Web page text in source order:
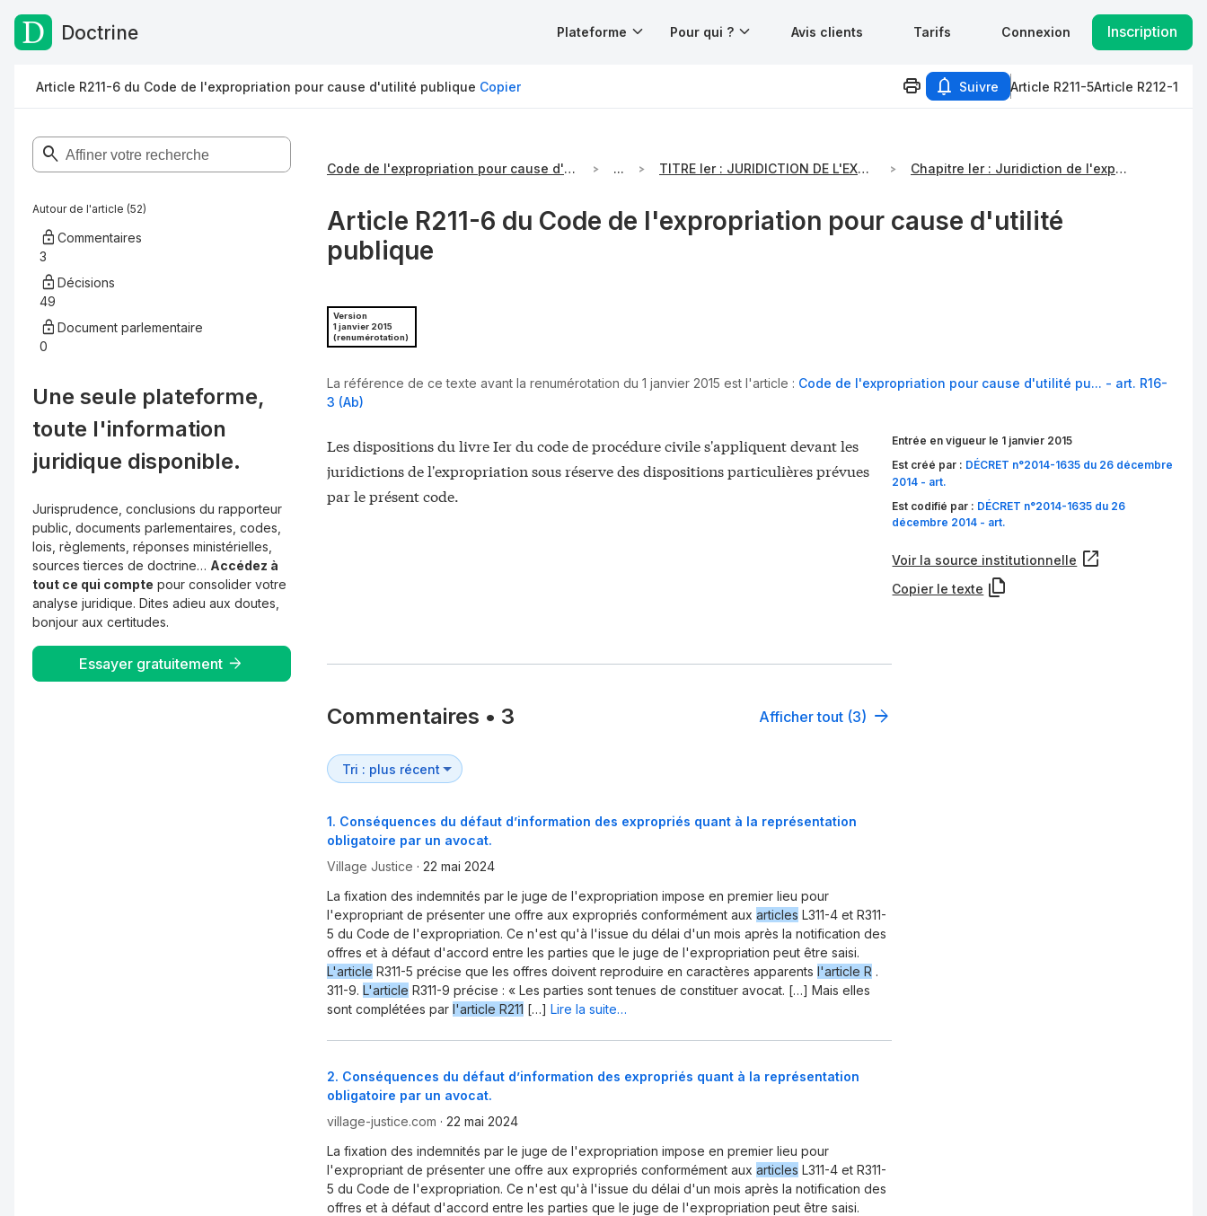
Passer au contenu
Doctrine Plateforme Pour qui ? Avis clients Tarifs Connexion Inscription
Article R211-6 du Code de l'expropriation pour cause d'utilité publique Copier Suivre Article R211-5Article R212-1
Autour de l'article (52)
Commentaires
3
Décisions
49
Document parlementaire
0
Une seule plateforme,
toute l'information
juridique disponible.
Jurisprudence, conclusions du rapporteur
public, documents parlementaires, codes,
lois, règlements, réponses ministérielles,
sources tierces de doctrine… Accédez à
tout ce qui compte pour consolider votre
analyse juridique. Dites adieu aux doutes,
bonjour aux certitudes.
Essayer gratuitement
Code de l'expropriation pour cause d'utilité publique ... TITRE Ier : JURIDICTION DE L'EXPROPRIATION ET COMMISSAIRE DU GOUVERNEMENT Chapitre Ier : Juridiction de l'expropriation
Article R211-6 du Code de l'expropriation pour cause d'utilité
publique
Version
1 janvier 2015
(renumérotation)
La référence de ce texte avant la renumérotation du 1 janvier 2015 est l'article : Code de l'expropriation pour cause d'utilité pu... - art. R16-
3 (Ab)
Les dispositions du livre Ier du code de procédure civile s'appliquent devant les
juridictions de l'expropriation sous réserve des dispositions particulières prévues
par le présent code.
Entrée en vigueur le 1 janvier 2015
Est créé par : DÉCRET n°2014-1635 du 26 décembre
2014 - art.
Est codifié par : DÉCRET n°2014-1635 du 26
décembre 2014 - art.
Voir la source institutionnelle
Copier le texte
Commentaires • 3 Afficher tout (3)
1. Conséquences du défaut d’information des expropriés quant à la représentation
obligatoire par un avocat.
Village Justice · 22 mai 2024
La fixation des indemnités par le juge de l'expropriation impose en premier lieu pour
l'expropriant de présenter une offre aux expropriés conformément aux articles L311-4 et R311-
5 du Code de l'expropriation. Ce n'est qu'à l'issue du délai d'un mois après la notification des
offres et à défaut d'accord entre les parties que le juge de l'expropriation peut être saisi.
L'article R311-5 précise que les offres doivent reproduire en caractères apparents l'article R .
311-9. L'article R311-9 précise : « Les parties sont tenues de constituer avocat. […] Mais elles
sont complétées par l'article R211 […] Lire la suite…
2. Conséquences du défaut d’information des expropriés quant à la représentation
obligatoire par un avocat.
village-justice.com · 22 mai 2024
La fixation des indemnités par le juge de l'expropriation impose en premier lieu pour
l'expropriant de présenter une offre aux expropriés conformément aux articles L311-4 et R311-
5 du Code de l'expropriation. Ce n'est qu'à l'issue du délai d'un mois après la notification des
offres et à défaut d'accord entre les parties que le juge de l'expropriation peut être saisi.